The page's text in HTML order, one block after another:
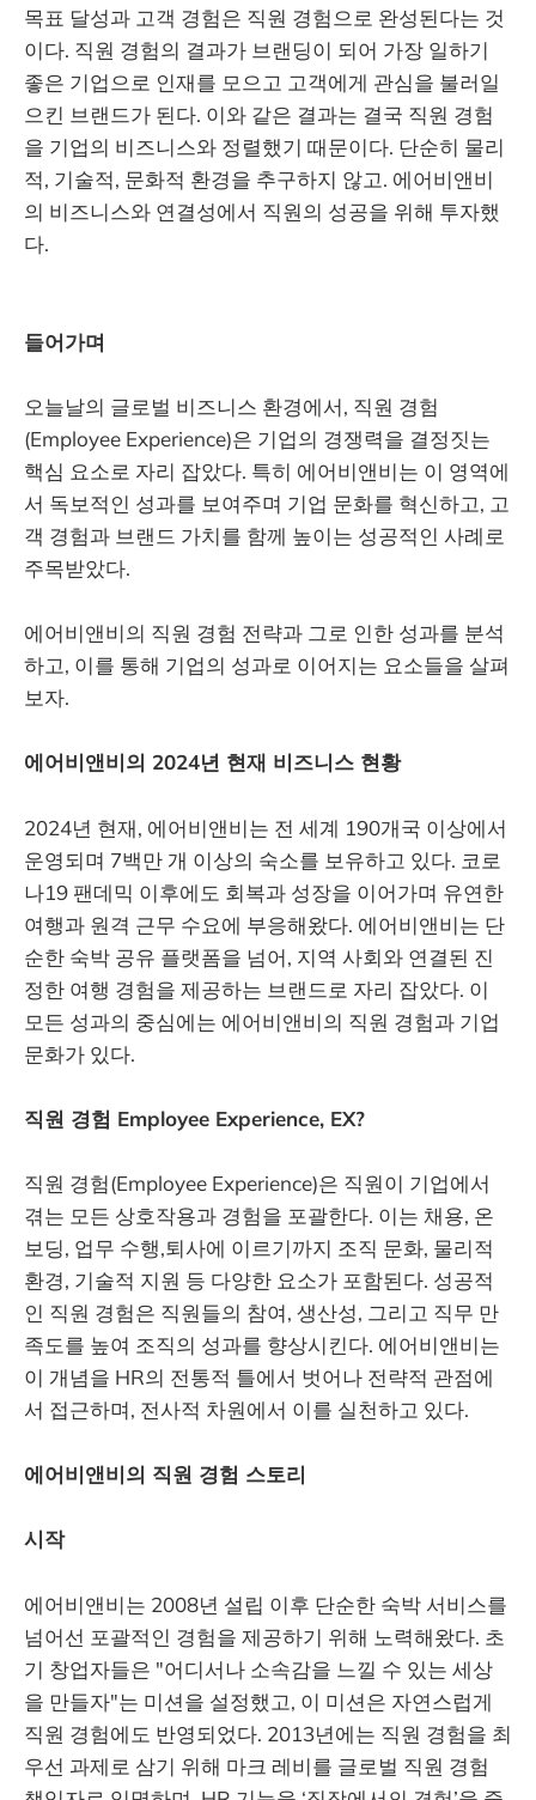
목표 달성과 고객 경험은 직원 경험으로 완성된다는 것
이다. 직원 경험의 결과가 브랜딩이 되어 가장 일하기
좋은 기업으로 인재를 모으고 고객에게 관심을 불러일
으킨 브랜드가 된다. 이와 같은 결과는 결국 직원 경험
을 기업의 비즈니스와 정렬했기 때문이다. 단순히 물리
적, 기술적, 문화적 환경을 추구하지 않고. 에어비앤비
의 비즈니스와 연결성에서 직원의 성공을 위해 투자했
다.
들어가며
오늘날의 글로벌 비즈니스 환경에서, 직원 경험
(Employee Experience)은 기업의 경쟁력을 결정짓는
핵심 요소로 자리 잡았다. 특히 에어비앤비는 이 영역에
서 독보적인 성과를 보여주며 기업 문화를 혁신하고, 고
객 경험과 브랜드 가치를 함께 높이는 성공적인 사례로
주목받았다.
에어비앤비의 직원 경험 전략과 그로 인한 성과를 분석
하고, 이를 통해 기업의 성과로 이어지는 요소들을 살펴
보자.
에어비앤비의 2024년 현재 비즈니스 현황
2024년 현재, 에어비앤비는 전 세계 190개국 이상에서
운영되며 7백만 개 이상의 숙소를 보유하고 있다. 코로
나19 팬데믹 이후에도 회복과 성장을 이어가며 유연한
여행과 원격 근무 수요에 부응해왔다. 에어비앤비는 단
순한 숙박 공유 플랫폼을 넘어, 지역 사회와 연결된 진
정한 여행 경험을 제공하는 브랜드로 자리 잡았다. 이
모든 성과의 중심에는 에어비앤비의 직원 경험과 기업
문화가 있다.
직원 경험 Employee Experience, EX?
직원 경험(Employee Experience)은 직원이 기업에서
겪는 모든 상호작용과 경험을 포괄한다. 이는 채용, 온
보딩, 업무 수행,퇴사에 이르기까지 조직 문화, 물리적
환경, 기술적 지원 등 다양한 요소가 포함된다. 성공적
인 직원 경험은 직원들의 참여, 생산성, 그리고 직무 만
족도를 높여 조직의 성과를 향상시킨다. 에어비앤비는
이 개념을 HR의 전통적 틀에서 벗어나 전략적 관점에
서 접근하며, 전사적 차원에서 이를 실천하고 있다.
에어비앤비의 직원 경험 스토리
시작
에어비앤비는 2008년 설립 이후 단순한 숙박 서비스를
넘어선 포괄적인 경험을 제공하기 위해 노력해왔다. 초
기 창업자들은 "어디서나 소속감을 느낄 수 있는 세상
을 만들자"는 미션을 설정했고, 이 미션은 자연스럽게
직원 경험에도 반영되었다. 2013년에는 직원 경험을 최
우선 과제로 삼기 위해 마크 레비를 글로벌 직원 경험